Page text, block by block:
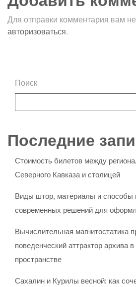
Для отправки комментария вам
авторизоваться.
Поиск
Последние
Стоимость билетов между
Северного Кавказа и столицей
Виды штор, материалы и способы
современных решений для
Вычислительная магнитостатика
поведенческий аттрактор архива
пространстве
Сахалин и Курилы весной: как